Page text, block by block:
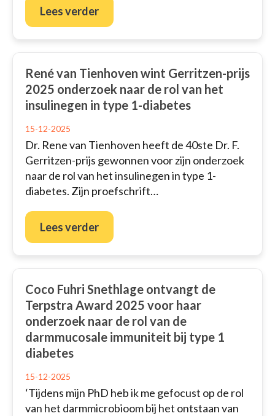
Lees verder
René van Tienhoven wint Gerritzen-prijs
2025 onderzoek naar de rol van het
insulinegen in type 1-diabetes
15-12-2025
Dr. Rene van Tienhoven heeft de 40ste Dr. F.
Gerritzen-prijs gewonnen voor zijn onderzoek
naar de rol van het insulinegen in type 1-
diabetes. Zijn proefschrift…
Lees verder
Coco Fuhri Snethlage ontvangt de
Terpstra Award 2025 voor haar
onderzoek naar de rol van de
darmmucosale immuniteit bij type 1
diabetes
15-12-2025
‘Tijdens mijn PhD heb ik me gefocust op de rol
van het darmmicrobioom bij het ontstaan van